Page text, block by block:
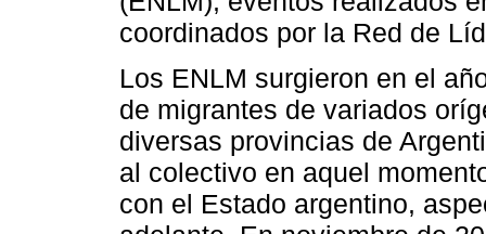
coordinados por la Red de
Los ENLM surgieron en el
de migrantes de variados
diversas provincias de
al colectivo en aquel
con el Estado argentino,